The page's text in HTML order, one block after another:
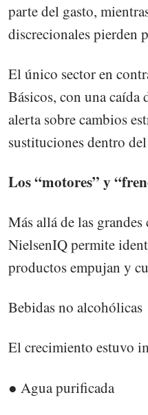
parte del gasto,
discrecionales pierden
El único sector en
Básicos, con una
alerta sobre cambios
sustituciones dentro
Los “motores” y
Más allá de las
NielsenIQ permite
productos empujan y
Bebidas no alcohólicas
El crecimiento estuvo
● Agua purificada